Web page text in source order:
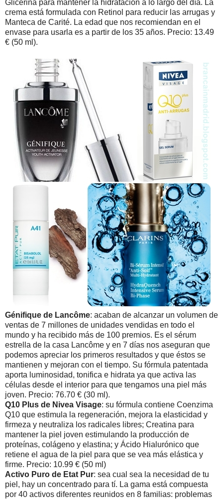
Glicerina para mantener la hidratación a lo largo del día. La
crema está formulada con Retinol para reducir las arrugas y
Manteca de Carité. La edad que nos recomiendan en el
envase para usarla es a partir de los 35 años. Precio: 13.49
€ (50 ml).
Génifique de Lancôme: acaban de alcanzar un volumen de
ventas de 7 millones de unidades vendidas en todo el
mundo y ha recibido más de 100 premios. Es el sérum
estrella de la casa Lancôme y en 7 días nos aseguran que
podemos apreciar los primeros resultados y que éstos se
mantienen y mejoran con el tiempo. Su fórmula patentada
aporta luminosidad, tonifica e hidrata ya que activa las
células desde el interior para que tengamos una piel más
joven. Precio: 76.70 € (30 ml).
Q10 Plus de Nivea Visage: su fórmula contiene Coenzima
Q10 que estimula la regeneración, mejora la elasticidad y
firmeza y neutraliza los radicales libres; Creatina para
mantener la piel joven estimulando la producción de
proteínas, colágeno y elastina; y Ácido Hialurónico que
retiene el agua de la piel para que se vea más elástica y
firme. Precio: 10.99 € (50 ml)
Activo Puro de Etat Pur: sea cual sea la necesidad de tu
piel, hay un concentrado para tí. La gama está compuesta
por 40 activos diferentes reunidos en 8 familias: problemas